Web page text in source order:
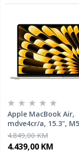
Apple MacBook Air,
mdve4cr/a, 15.3",
GPU, 16GB RAM, 1TB
Starlight, laptop
4.849,00 KM
4.439,00 KM